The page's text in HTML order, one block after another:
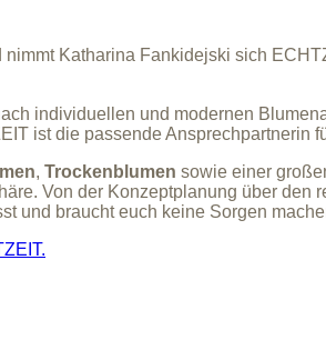
Katharina Fankidejski sich
individuellen und modernen
ist die passende Ansprechpartnerin
, Trockenblumen sowie einer
Von der Konzeptplanung über
und braucht euch keine Sorgen